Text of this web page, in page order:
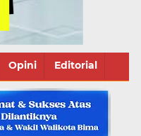
Opini Editorial